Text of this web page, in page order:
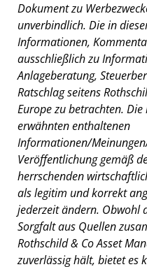
Dokument zu
unverbindlich. Die in
Informationen,
ausschließlich zu
Anlageberatung,
Ratschlag seitens
Europe zu betrachten.
erwähnten enthaltenen
Informationen/
Veröffentlichung gemäß
herrschenden
als legitim und korrekt
jederzeit ändern. Obwohl
Sorgfalt aus Quellen
Rothschild & Co Asset
zuverlässig hält, bietet es